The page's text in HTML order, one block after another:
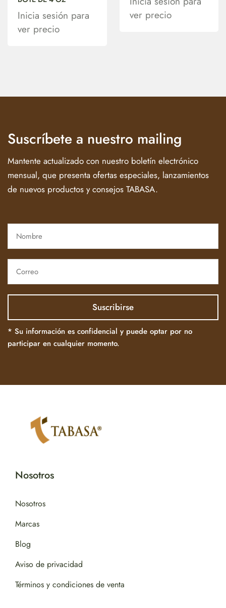
Inicia sesión para
ver precio
ver precio
Suscríbete a nuestro mailing
Mantente actualizado con nuestro boletín electrónico
mensual, que presenta ofertas especiales, lanzamientos
de nuevos productos y consejos TABASA.
* Su información es confidencial y puede optar por no
participar en cualquier momento.
Nosotros
Nosotros
Marcas
Blog
Aviso de privacidad
Términos y condiciones de venta